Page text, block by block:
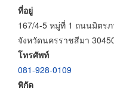
ที่อยู่
167/4-5 หมู่ที่ 1 ถนนมิตร
จังหวัดนครราชสีมา
โทรศัพท์
081-928-0109
พิกัด